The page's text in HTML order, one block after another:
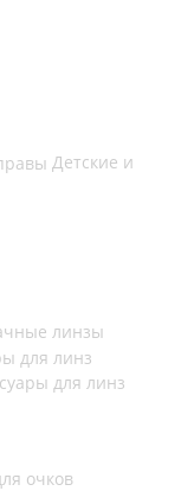
Детские и
линзы
для линз
для линз
очков